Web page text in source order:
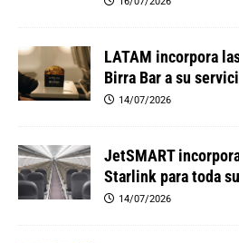
LATAM incorpora
Birra Bar a su
14/07/2026
JetSMART
Starlink para toda
14/07/2026